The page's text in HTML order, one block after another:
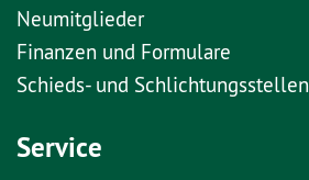
Neumitglieder
Finanzen und Formulare
Schieds- und Schlichtungsstellen
Service